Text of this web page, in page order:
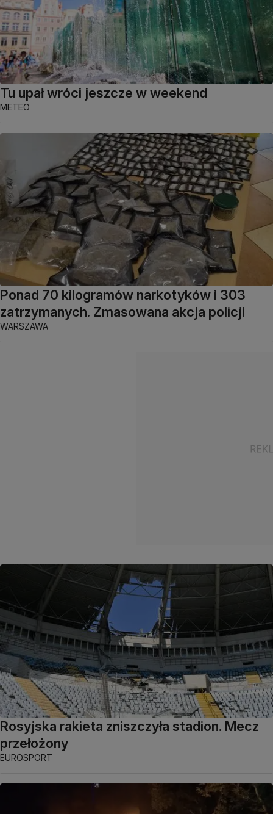
Tu upał wróci jeszcze w weekend
METEO
Ponad 70 kilogramów narkotyków i 303
zatrzymanych. Zmasowana akcja policji
WARSZAWA
Rosyjska rakieta zniszczyła stadion. Mecz
przełożony
EUROSPORT